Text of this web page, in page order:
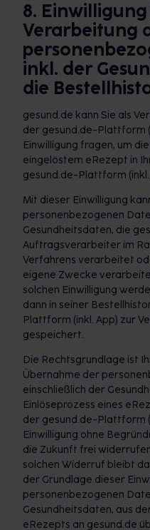
8.
Verarbeitung
inkl. der
die
gesund.de kann Sie als
der gesund.de-Plattform
Einwilligung fragen, um
eingelöstem eRezept in
gesund.de-Plattform
Mit dieser Einwilligung
personenbezogenen
Gesundheitsdaten, die
Auftragsverarbeiter im
Verfahrens verarbeitet
eigene Zwecke
solchen Einwilligung
dann in seiner
Plattform (inkl. App) zur
gespeichert.
Die Rechtsgrundlage ist
Übernahme der
einschließlich der
Einlöseprozess eines
der gesund.de-Plattform
Einwilligung ohne
die Zukunft frei
solchen Widerruf bleibt
der Grundlage dieser
personenbezogenen
Gesundheitsdaten, aus
eRezepts an gesund.de